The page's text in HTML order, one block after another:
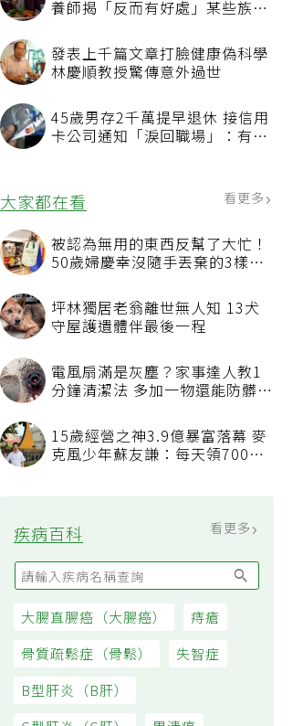
養師揭「反而有好處」某些族群
發表上千篇文章打臉健康偽科學
林慶順教授驚傳意外過世
45歲男存2千萬提早退休 接信用
卡公司通知「淚回職場」：有錢
大家都在看 看更多
被認為無用的東西反幫了大忙！
50歲婦慶幸沒隨手丟棄的3樣物
坪林獨居老翁離世無人知 13犬
守屋護遺體伴最後一程
電風扇滿是灰塵？家事達人教1
分鐘清潔法 多加一物還能防髒汙
15歲經營之神3.9億暴富落幕 麥
克風少年蘇友謙：每天領700元
疾病百科 看更多
大腸直腸癌（大腸癌）
痔瘡
骨質疏鬆症（骨鬆）
失智症
B型肝炎（B肝）